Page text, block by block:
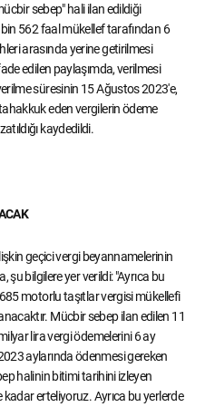
sebep" hali ilan edildiği
bin 562 faal mükellef tarafından 6
arasında yerine getirilmesi
edilen paylaşımda, verilmesi
süresinin 15 Ağustos 2023'e,
eden vergilerin ödeme
kaydedildi.
geçici vergi beyannamelerinin
şu bilgilere yer verildi: "Ayrıca bu
motorlu taşıtlar vergisi mükellefi
Mücbir sebep ilan edilen 11
lira vergi ödemelerini 6 ay
aylarında ödenmesi gereken
halinin bitimi tarihini izleyen
erteliyoruz. Ayrıca bu yerlerde